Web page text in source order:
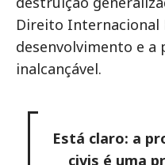
Direito Internacional
desenvolvimento e a
inalcançável.
Está claro: a
civis é uma